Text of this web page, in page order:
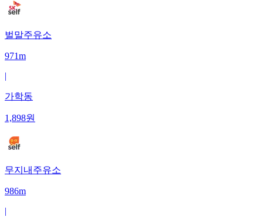
벌말주유소
971m
|
가학동
1,898원
무지내주유소
986m
|